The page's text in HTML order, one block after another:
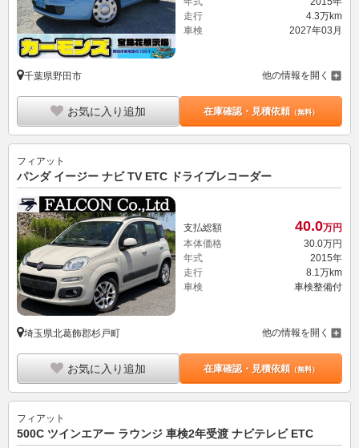
走行
4.3万km
車検
2027年03月
千葉県野田市 他の情報を開く
お気に入り追加 在庫確認・見積依頼（無料）
フィアット
パンダ イージー ナビ TV ETC ドライブレコーダー
支払総額 40.0万円
本体価格
30.0万円
年式
2015年
走行
8.1万km
車検
車検整備付
埼玉県北葛飾郡杉戸町 他の情報を開く
お気に入り追加 在庫確認・見積依頼（無料）
フィアット
500C ツインエアー ラウンジ 車検2年受渡 ナビテレビ ETC